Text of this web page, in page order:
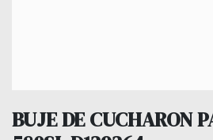
BUJE DE CUCHARON